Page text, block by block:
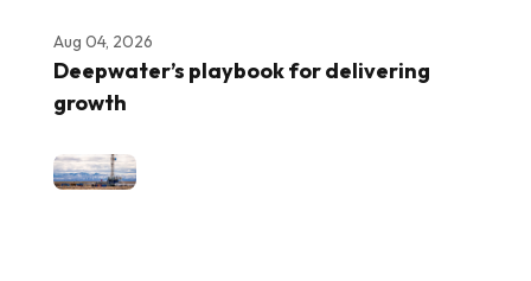
Aug 04, 2026
Deepwater’s playbook for delivering
growth